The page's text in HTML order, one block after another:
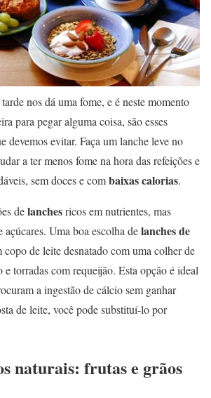
nos dá uma fome, e é neste momento
para pegar alguma coisa, são esses
devemos evitar. Faça um lanche leve no
a ter menos fome na hora das refeições e
sem doces e combaixas calorias.
delanchesricos em nutrientes, mas
açúcares. Uma boa escolha delanches de
copo de leite desnatado com uma colher de
e torradas com requeijão. Esta opção é ideal
a ingestão de cálcio sem ganhar
de leite, você pode substituí-lo por
naturais: frutas e grãos